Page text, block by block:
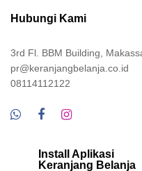
Hubungi Kami
3rd Fl. BBM Building,
pr@keranjangbelanja.co.id
08114112122
Install Aplikasi
Keranjang Belanja